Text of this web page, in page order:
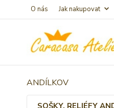
O nás Jak nakupovat
ANDÍLKOV
SOŠKY, RELIÉFY